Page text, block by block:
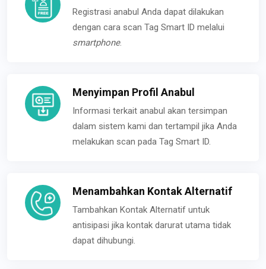
Registrasi anabul Anda dapat dilakukan
dengan cara scan Tag Smart ID melalui
smartphone.
Menyimpan Profil Anabul
Informasi terkait anabul akan tersimpan
dalam sistem kami dan tertampil jika Anda
melakukan scan pada Tag Smart ID.
Menambahkan Kontak Alternatif
Tambahkan Kontak Alternatif untuk
antisipasi jika kontak darurat utama tidak
dapat dihubungi.